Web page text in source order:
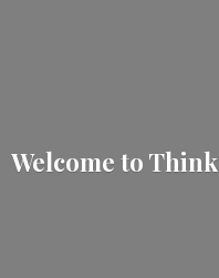
Welcome to Think